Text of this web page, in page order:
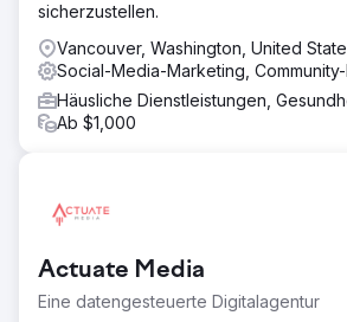
sicherzustellen.
Vancouver, Washington, United
Social-Media-Marketing,
Häusliche Dienstleistungen,
Ab $1,000
Actuate Media
Eine datengesteuerte Digitalagentur